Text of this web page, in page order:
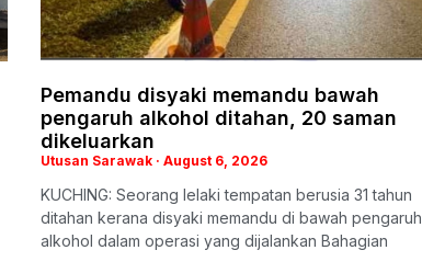
Pemandu disyaki memandu bawah
pengaruh alkohol ditahan, 20 saman
dikeluarkan
Utusan Sarawak August 6, 2026
KUCHING: Seorang lelaki tempatan berusia 31 tahun
ditahan kerana disyaki memandu di bawah pengaruh
alkohol dalam operasi yang dijalankan Bahagian